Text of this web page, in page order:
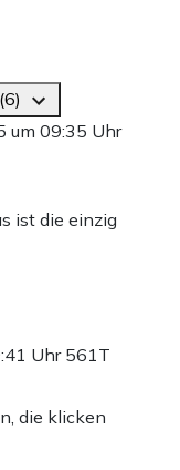
um 09:35 Uhr
ist die einzig
Uhr 561T
die klicken